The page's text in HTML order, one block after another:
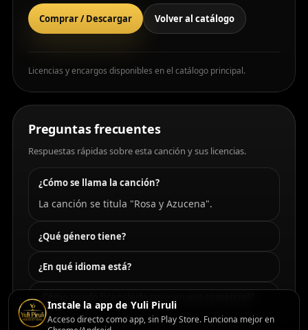
Comprar / Descargar Volver al catálogo
Licencias y encargos disponibles en el catálogo principal.
Preguntas frecuentes
Respuestas rápidas sobre esta canción y sus licencias.
¿Cómo se llama la canción?
La canción se titula "Rosa y Azucena".
¿Qué género tiene?
¿En qué idioma está?
¿Cómo puedo licenciarla para un uso comercial?
Instale la app de Yuli Piruli
Acceso directo como app, sin Play Store. Funciona mejor en